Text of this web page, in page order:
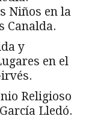
Niños en la
Canalda.
y
en el
Religioso
Lledó.